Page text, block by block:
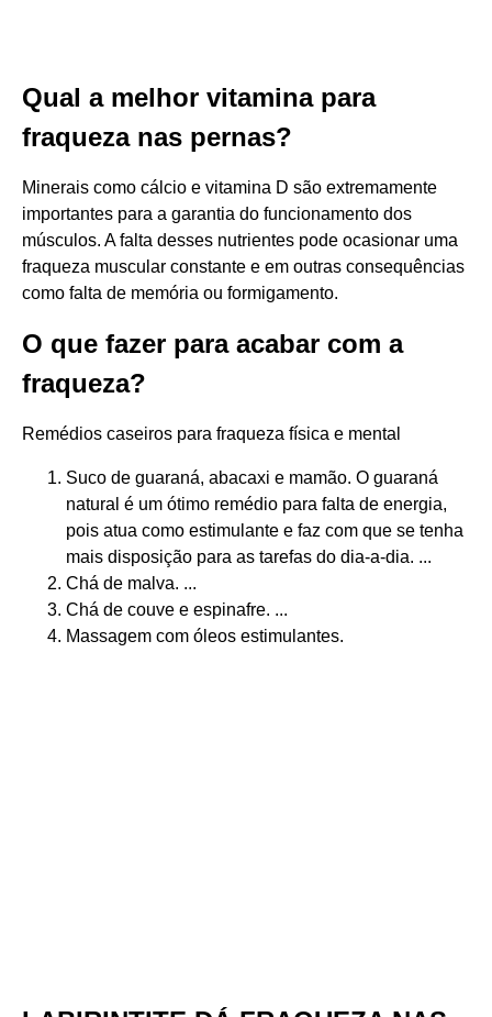
Qual a melhor vitamina para
fraqueza nas pernas?
Minerais como cálcio e vitamina D são extremamente
importantes para a garantia do funcionamento dos
músculos. A falta desses nutrientes pode ocasionar uma
fraqueza muscular constante e em outras consequências
como falta de memória ou formigamento.
O que fazer para acabar com a
fraqueza?
Remédios caseiros para fraqueza física e mental
Suco de guaraná, abacaxi e mamão. O guaraná
natural é um ótimo remédio para falta de energia,
pois atua como estimulante e faz com que se tenha
mais disposição para as tarefas do dia-a-dia. ...
Chá de malva. ...
Chá de couve e espinafre. ...
Massagem com óleos estimulantes.